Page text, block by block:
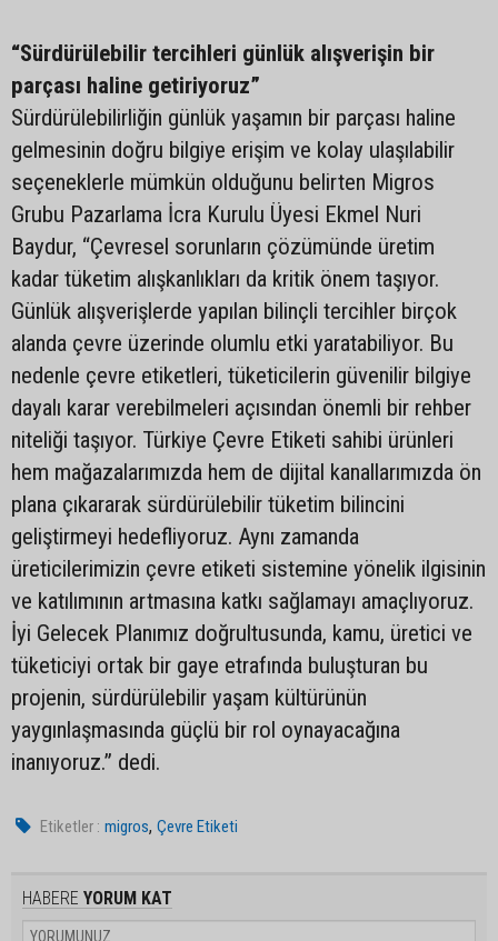
“Sürdürülebilir tercihleri günlük alışverişin bir
parçası haline getiriyoruz”
Sürdürülebilirliğin günlük yaşamın bir parçası haline
gelmesinin doğru bilgiye erişim ve kolay ulaşılabilir
seçeneklerle mümkün olduğunu belirten Migros
Grubu Pazarlama İcra Kurulu Üyesi Ekmel Nuri
Baydur, “Çevresel sorunların çözümünde üretim
kadar tüketim alışkanlıkları da kritik önem taşıyor.
Günlük alışverişlerde yapılan bilinçli tercihler birçok
alanda çevre üzerinde olumlu etki yaratabiliyor. Bu
nedenle çevre etiketleri, tüketicilerin güvenilir bilgiye
dayalı karar verebilmeleri açısından önemli bir rehber
niteliği taşıyor. Türkiye Çevre Etiketi sahibi ürünleri
hem mağazalarımızda hem de dijital kanallarımızda ön
plana çıkararak sürdürülebilir tüketim bilincini
geliştirmeyi hedefliyoruz. Aynı zamanda
üreticilerimizin çevre etiketi sistemine yönelik ilgisinin
ve katılımının artmasına katkı sağlamayı amaçlıyoruz.
İyi Gelecek Planımız doğrultusunda, kamu, üretici ve
tüketiciyi ortak bir gaye etrafında buluşturan bu
projenin, sürdürülebilir yaşam kültürünün
yaygınlaşmasında güçlü bir rol oynayacağına
inanıyoruz.” dedi.
Etiketler : migros,Çevre Etiketi
HABERE YORUM KAT